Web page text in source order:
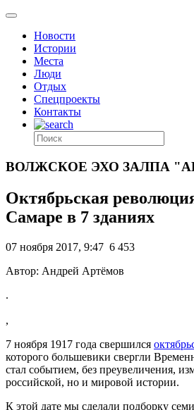
Новости
Истории
Места
Люди
Отдых
Спецпроекты
Контакты
ВОЛЖСКОЕ ЭХО ЗАЛПА
Октябрьская
Самаре в 7 зданиях
07 ноября 2017, 9:47 6 453
Автор: Андрей Артёмов
.
,
7 ноября 1917 года свершился
которого большевики свергли
стал событием, без преувеличения,
российской, но и мировой истории.
К этой дате мы сделали подборку